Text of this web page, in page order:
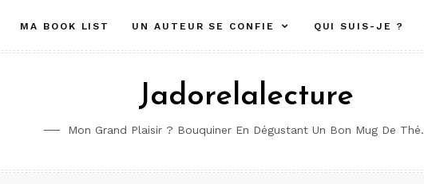
MA BOOK LIST UN AUTEUR SE CONFIE QUI SUIS-JE ?
Jadorelalecture
Mon Grand Plaisir ? Bouquiner En Dégustant Un Bon Mug De Thé.